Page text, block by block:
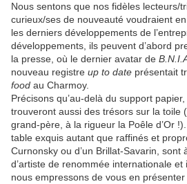
Nous sentons que nos fidèles lecteurs/
curieux/ses de nouveauté voudraient
les derniers développements de
développements, ils peuvent d’abord
la presse, où le dernier avatar de
nouveau registre up to date présentait
food au Charmoy.
Précisons qu’au-delà du support
trouveront aussi des trésors sur la toile
grand-père, à la rigueur la Poêle d’Or
table exquis autant que raffinés et
Curnonsky ou d’un Brillat-Savarin, sont
d’artiste de renommée internationale
nous empressons de vous en